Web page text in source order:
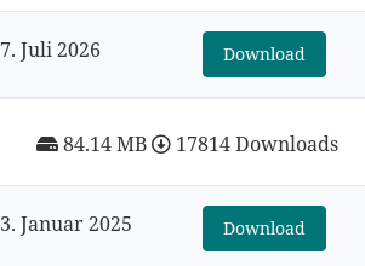
7. Juli 2026 Download
84.14 MB 17814 Downloads
3. Januar 2025 Download